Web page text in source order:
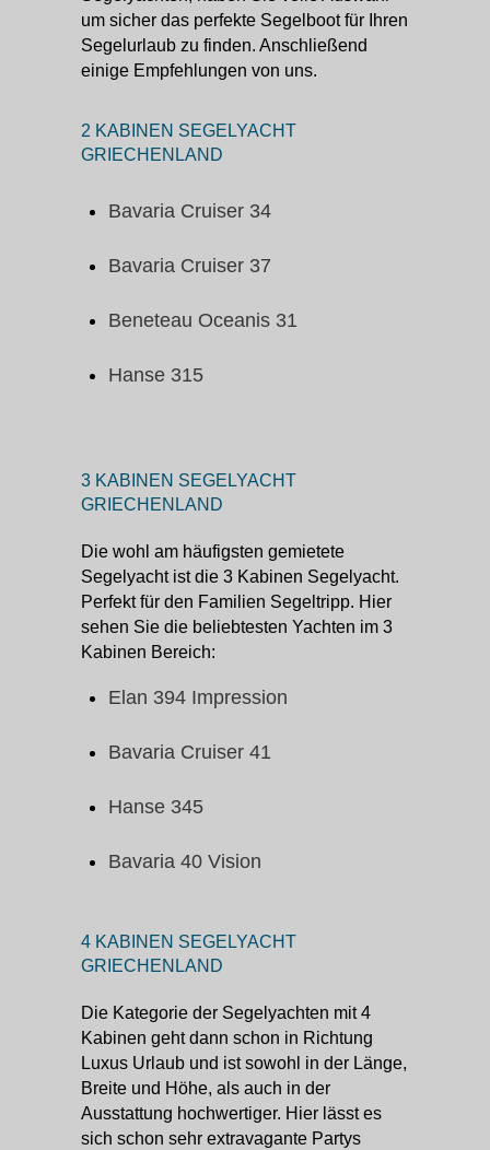
um sicher das perfekte Segelboot für Ihren
Segelurlaub zu finden. Anschließend
einige Empfehlungen von uns.
2 KABINEN SEGELYACHT
GRIECHENLAND
Bavaria Cruiser 34
Bavaria Cruiser 37
Beneteau Oceanis 31
Hanse 315
3 KABINEN SEGELYACHT
GRIECHENLAND
Die wohl am häufigsten gemietete
Segelyacht ist die 3 Kabinen Segelyacht.
Perfekt für den Familien Segeltripp. Hier
sehen Sie die beliebtesten Yachten im 3
Kabinen Bereich:
Elan 394 Impression
Bavaria Cruiser 41
Hanse 345
Bavaria 40 Vision
4 KABINEN SEGELYACHT
GRIECHENLAND
Die Kategorie der Segelyachten mit 4
Kabinen geht dann schon in Richtung
Luxus Urlaub und ist sowohl in der Länge,
Breite und Höhe, als auch in der
Ausstattung hochwertiger. Hier lässt es
sich schon sehr extravagante Partys